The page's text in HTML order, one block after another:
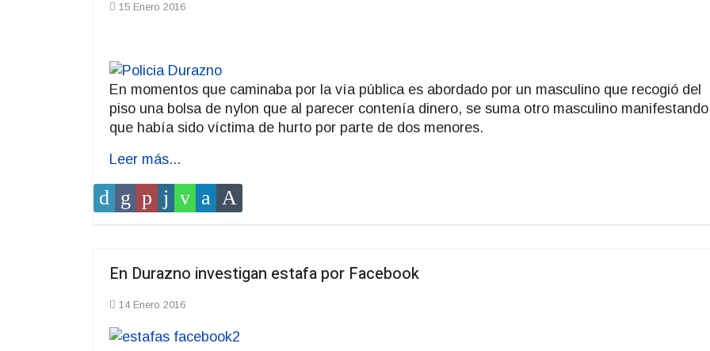
15 Enero 2016
En momentos que caminaba por la vía pública es abordado por un masculino que recogió del
piso una bolsa de nylon que al parecer contenía dinero, se suma otro masculino manifestando
que había sido víctima de hurto por parte de dos menores.
Leer más...
En Durazno investigan estafa por Facebook
14 Enero 2016